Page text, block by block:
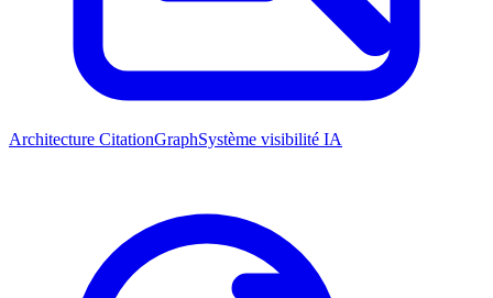
Architecture CitationGraphSystème visibilité IA